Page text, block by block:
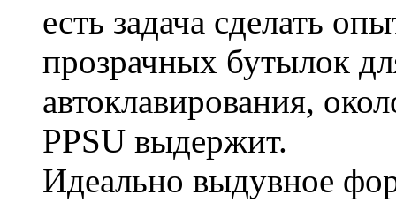
есть задача сделать
прозрачных бутылок
автоклавирования,
PPSU выдержит.
Идеально выдувное